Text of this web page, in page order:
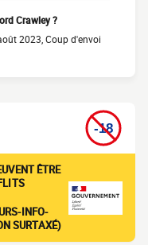
Crawley ?
2023, Coup d'envoi
ÊTRE
INFO-
SURTAXÉ)